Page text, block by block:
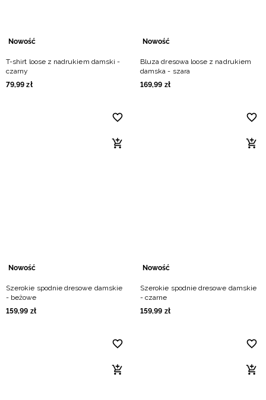
Nowość
T-shirt loose z nadrukiem damski -
czarny
79,99 zł
Nowość
Bluza dresowa loose z nadrukiem
damska - szara
169,99 zł
Nowość
Szerokie spodnie dresowe damskie
- beżowe
159,99 zł
Nowość
Szerokie spodnie dresowe damskie
- czarne
159,99 zł